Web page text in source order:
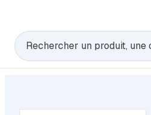
Rechercher